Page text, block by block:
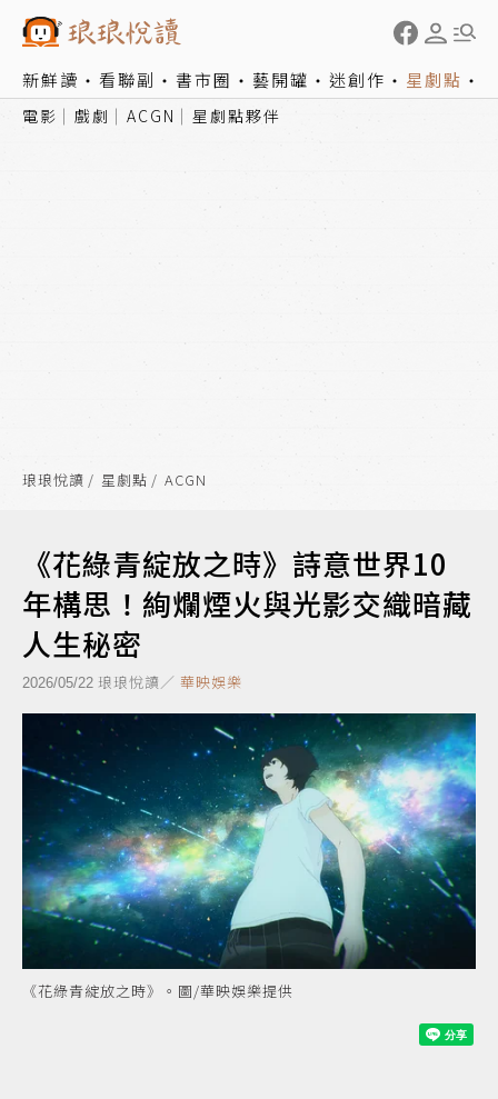
新鮮讀 看聯副 書市圈 藝開罐 迷創作 星劇點
電影 戲劇 ACGN 星劇點夥伴
琅琅悅讀 星劇點 ACGN
《花綠青綻放之時》詩意世界10
年構思！絢爛煙火與光影交織暗藏
人生秘密
2026/05/22 琅琅悅讀／ 華映娛樂
《花綠青綻放之時》。圖/華映娛樂提供